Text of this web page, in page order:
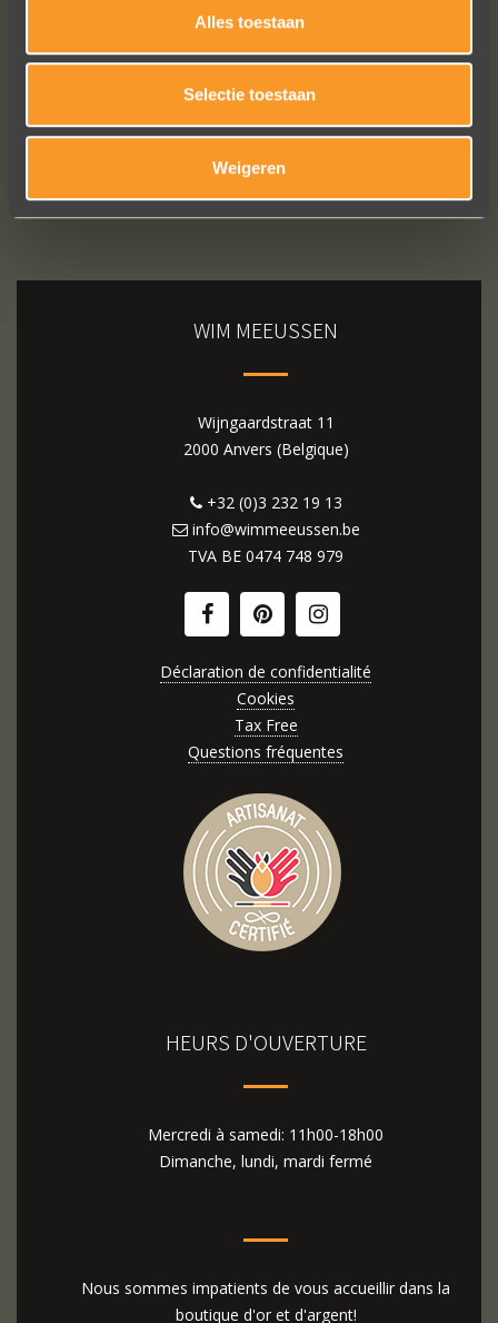
Alles toestaan
Selectie toestaan
Weigeren
Bekijk al onze reviews
WIM MEEUSSEN
Wijngaardstraat 11
2000 Anvers (Belgique)
+32 (0)3 232 19 13
info@wimmeeussen.be
TVA BE 0474 748 979
Déclaration de confidentialité
Cookies
Tax Free
Questions fréquentes
HEURS D'OUVERTURE
Mercredi à samedi: 11h00-18h00
Dimanche, lundi, mardi fermé
Nous sommes impatients de vous accueillir dans la
boutique d'or et d'argent!